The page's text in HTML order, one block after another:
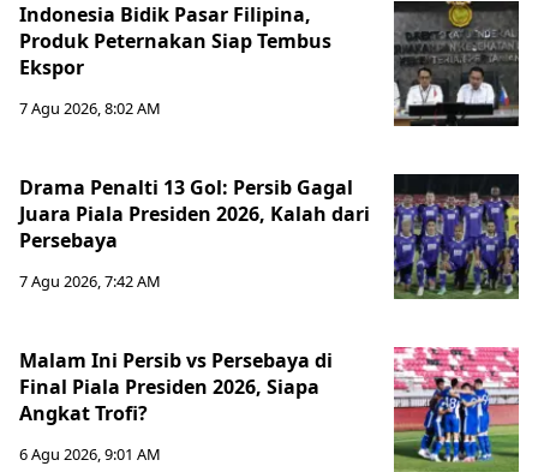
Indonesia Bidik Pasar Filipina,
Produk Peternakan Siap Tembus
Ekspor
7 Agu 2026, 8:02 AM
Drama Penalti 13 Gol: Persib Gagal
Juara Piala Presiden 2026, Kalah dari
Persebaya
7 Agu 2026, 7:42 AM
Malam Ini Persib vs Persebaya di
Final Piala Presiden 2026, Siapa
Angkat Trofi?
6 Agu 2026, 9:01 AM